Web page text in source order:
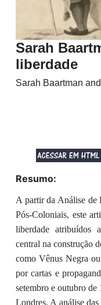
Sarah
liberdade
Sarah Baartman
Resumo:
A partir da Análise de
Pós-Coloniais, este
liberdade atribuídos
central na construção
como Vênus Negra
por cartas e
setembro e outubro
Londres. A análise